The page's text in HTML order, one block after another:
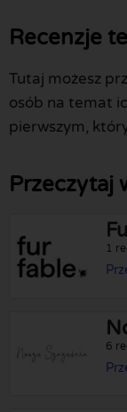
Recenzje
Tutaj możesz
osób na temat
pierwszym,
Przeczytaj
1
6